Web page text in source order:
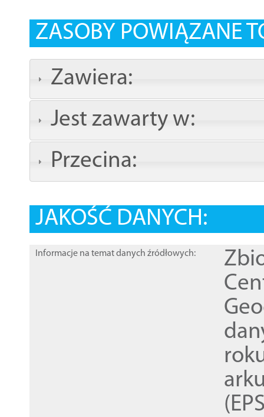
ZASOBY POWIĄZANE
Zawiera:
Jest zawarty w:
Przecina:
JAKOŚĆ DANYCH:
Informacje na temat danych źródłowych: